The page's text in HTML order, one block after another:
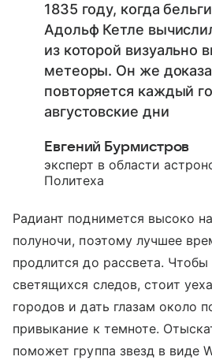
1835 году, когда
Адольф Кетле
из которой визуально
метеоры. Он же
повторяется каждый
августовские дни
Евгений Бурмистров
эксперт в области
Политеха
Радиант поднимется высоко
полуночи, поэтому лучшее
продлится до рассвета.
светящихся следов, стоит
городов и дать глазам около
привыкание к темноте.
поможет группа звезд в виде